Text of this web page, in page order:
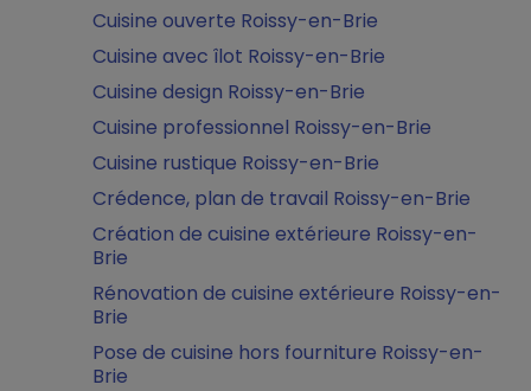
Cuisine ouverte Roissy-en-Brie
Cuisine avec îlot Roissy-en-Brie
Cuisine design Roissy-en-Brie
Cuisine professionnel Roissy-en-Brie
Cuisine rustique Roissy-en-Brie
Crédence, plan de travail Roissy-en-Brie
Création de cuisine extérieure Roissy-en-
Brie
Rénovation de cuisine extérieure Roissy-en-
Brie
Pose de cuisine hors fourniture Roissy-en-
Brie